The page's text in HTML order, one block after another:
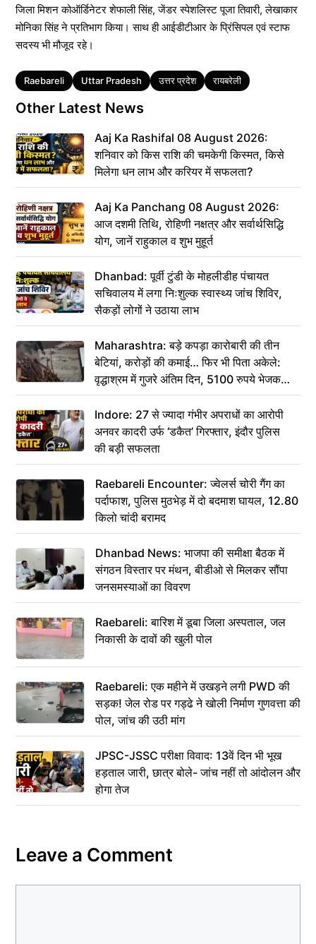
जिला मिशन कोऑर्डिनेटर शेफाली सिंह, जेंडर स्पेशलिस्ट पूजा तिवारी, लेखाकार
मोनिका सिंह ने प्रतिभाग किया। साथ ही आईडीटीआर के प्रिंसिपल एवं स्टाफ
सदस्य भी मौजूद रहे।
Tags
Raebareli Uttar Pradesh उत्तर प्रदेश रायबरेली
Other Latest News
Aaj Ka Rashifal 08 August 2026:
शनिवार को किस राशि की चमकेगी किस्मत, किसे
मिलेगा धन लाभ और करियर में सफलता?
Aaj Ka Panchang 08 August 2026:
आज दशमी तिथि, रोहिणी नक्षत्र और सर्वार्थसिद्धि
योग, जानें राहुकाल व शुभ मुहूर्त
Dhanbad: पूर्वी टुंडी के मोहलीडीह पंचायत
सचिवालय में लगा निःशुल्क स्वास्थ्य जांच शिविर,
सैकड़ों लोगों ने उठाया लाभ
Maharashtra: बड़े कपड़ा कारोबारी की तीन
बेटियां, करोड़ों की कमाई… फिर भी पिता अकेले:
वृद्धाश्रम में गुजरे अंतिम दिन, 5100 रुपये भेजकर
कहा– अंतिम संस्कार कर दीजिए हम नहीं आ पाएंगे
Indore: 27 से ज्यादा गंभीर अपराधों का आरोपी
अनवर कादरी उर्फ ‘डकैत’ गिरफ्तार, इंदौर पुलिस
की बड़ी सफलता
Raebareli Encounter: ज्वेलर्स चोरी गैंग का
पर्दाफाश, पुलिस मुठभेड़ में दो बदमाश घायल, 12.80
किलो चांदी बरामद
Dhanbad News: भाजपा की समीक्षा बैठक में
संगठन विस्तार पर मंथन, बीडीओ से मिलकर सौंपा
जनसमस्याओं का विवरण
Raebareli: बारिश में डूबा जिला अस्पताल, जल
निकासी के दावों की खुली पोल
Raebareli: एक महीने में उखड़ने लगी PWD की
सड़क! जेल रोड पर गड्ढे ने खोली निर्माण गुणवत्ता की
पोल, जांच की उठी मांग
JPSC-JSSC परीक्षा विवाद: 13वें दिन भी भूख
हड़ताल जारी, छात्र बोले- जांच नहीं तो आंदोलन और
होगा तेज
Leave a Comment